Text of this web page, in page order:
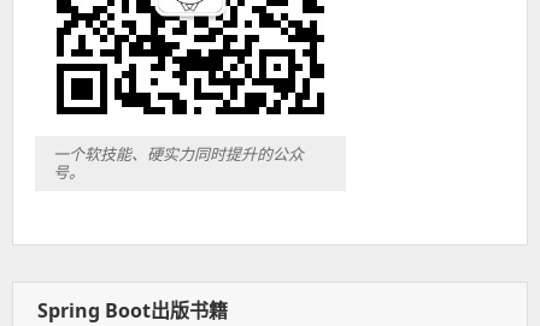
一个软技能、硬实力同时提升的公众
号。
Spring Boot出版书籍